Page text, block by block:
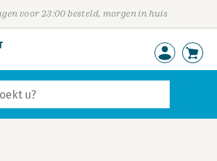
voor 23:00 besteld, morgen in huis